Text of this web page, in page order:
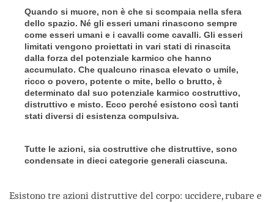
Quando si muore, non è che si scompaia nella sfera
dello spazio. Né gli esseri umani rinascono sempre
come esseri umani e i cavalli come cavalli. Gli esseri
limitati vengono proiettati in vari stati di rinascita
dalla forza del potenziale karmico che hanno
accumulato. Che qualcuno rinasca elevato o umile,
ricco o povero, potente o mite, bello o brutto, è
determinato dal suo potenziale karmico costruttivo,
distruttivo e misto. Ecco perché esistono così tanti
stati diversi di esistenza compulsiva.
Tutte le azioni, sia costruttive che distruttive, sono
condensate in dieci categorie generali ciascuna.
Esistono tre azioni distruttive del corpo: uccidere, rubare e